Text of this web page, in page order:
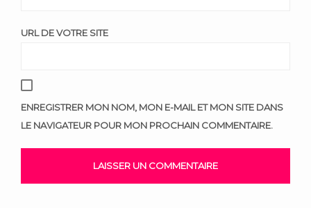
URL DE VOTRE SITE
ENREGISTRER MON NOM, MON E-MAIL ET MON SITE DANS
LE NAVIGATEUR POUR MON PROCHAIN COMMENTAIRE.